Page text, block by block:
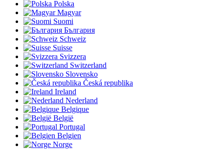
Polska
Magyar
Suomi
България
Schweiz
Suisse
Svizzera
Switzerland
Slovensko
Česká republika
Ireland
Nederland
Belgique
België
Portugal
Belgien
Norge